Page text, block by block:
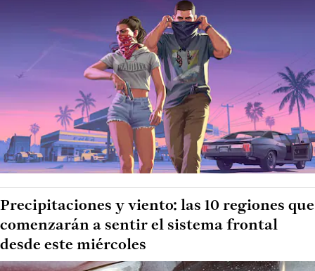
Precipitaciones y viento: las 10 regiones que
comenzarán a sentir el sistema frontal
desde este miércoles